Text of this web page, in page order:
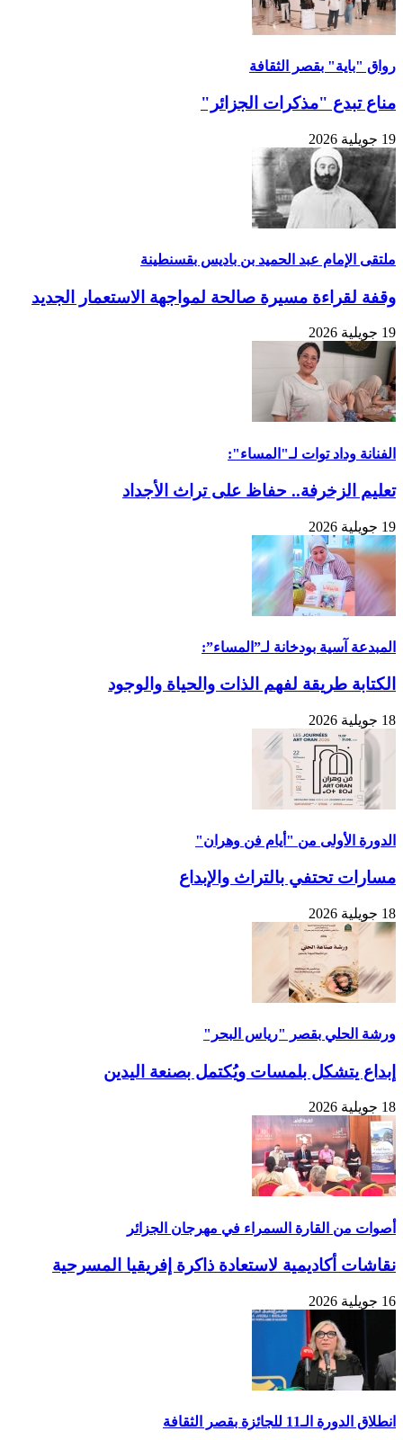
رواق "باية" بقصر الثقافة
مناع تبدع "مذكرات الجزائر"
19 جويلية 2026
ملتقى الإمام عبد الحميد بن باديس بقسنطينة
وقفة لقراءة مسيرة صالحة لمواجهة الاستعمار الجديد
19 جويلية 2026
الفنانة وداد توات لـ"المساء":
تعليم الزخرفة.. حفاظ على تراث الأجداد
19 جويلية 2026
المبدعة آسية بودخانة لـ”المساء”:
الكتابة طريقة لفهم الذات والحياة والوجود
18 جويلية 2026
الدورة الأولى من "أيام فن وهران"
مسارات تحتفي بالتراث والإبداع
18 جويلية 2026
ورشة الحلي بقصر "رياس البحر"
إبداع يتشكل بلمسات ويُكتمل بصنعة اليدين
18 جويلية 2026
أصوات من القارة السمراء في مهرجان الجزائر
نقاشات أكاديمية لاستعادة ذاكرة إفريقيا المسرحية
16 جويلية 2026
انطلاق الدورة الـ11 للجائزة بقصر الثقافة